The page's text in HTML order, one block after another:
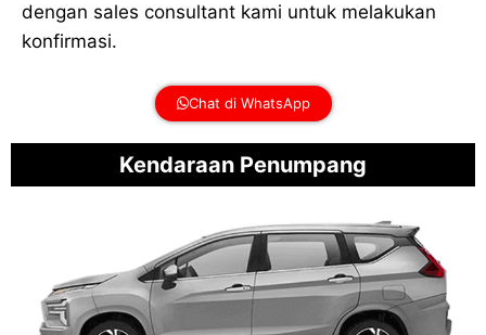
dengan sales consultant kami untuk melakukan
konfirmasi.
Chat di WhatsApp
Kendaraan Penumpang